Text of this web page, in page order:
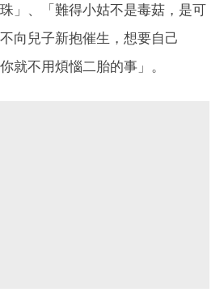
」、「難得小姑不是毒菇，是可
向兒子新抱催生，想要自己
就不用煩惱二胎的事」。